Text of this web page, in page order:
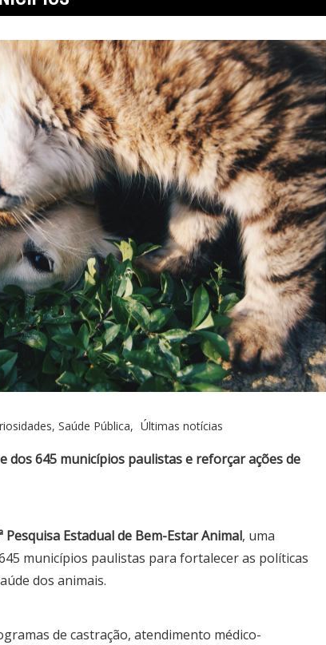
Saúde Pública Últimas notícias
dos 645 municípios paulistas e reforçar ações de
Pesquisa Estadual de Bem-Estar Animal, uma
municípios paulistas para fortalecer as políticas
dos animais.
de castração, atendimento médico-